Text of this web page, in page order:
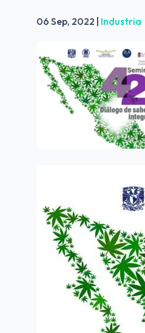
06 Sep, 2022 | Industria